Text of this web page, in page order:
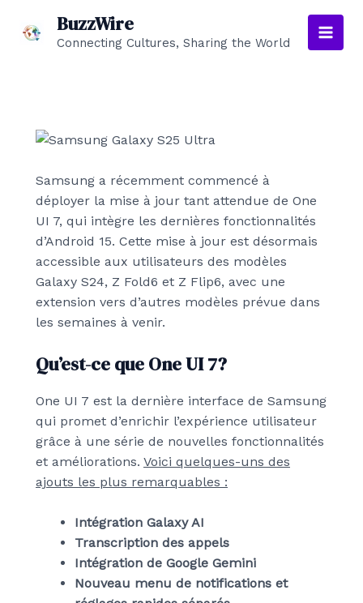
BuzzWire
Connecting Cultures, Sharing the World
Main
Samsung a récemment commencé à
déployer la mise à jour tant attendue de One
UI 7, qui intègre les dernières fonctionnalités
d’Android 15. Cette mise à jour est désormais
accessible aux utilisateurs des modèles
Galaxy S24, Z Fold6 et Z Flip6, avec une
extension vers d’autres modèles prévue dans
les semaines à venir.
Qu’est-ce que One UI 7?
One UI 7 est la dernière interface de Samsung
qui promet d’enrichir l’expérience utilisateur
grâce à une série de nouvelles fonctionnalités
et améliorations. Voici quelques-uns des
ajouts les plus remarquables :
Intégration Galaxy AI
Transcription des appels
Intégration de Google Gemini
Nouveau menu de notifications et